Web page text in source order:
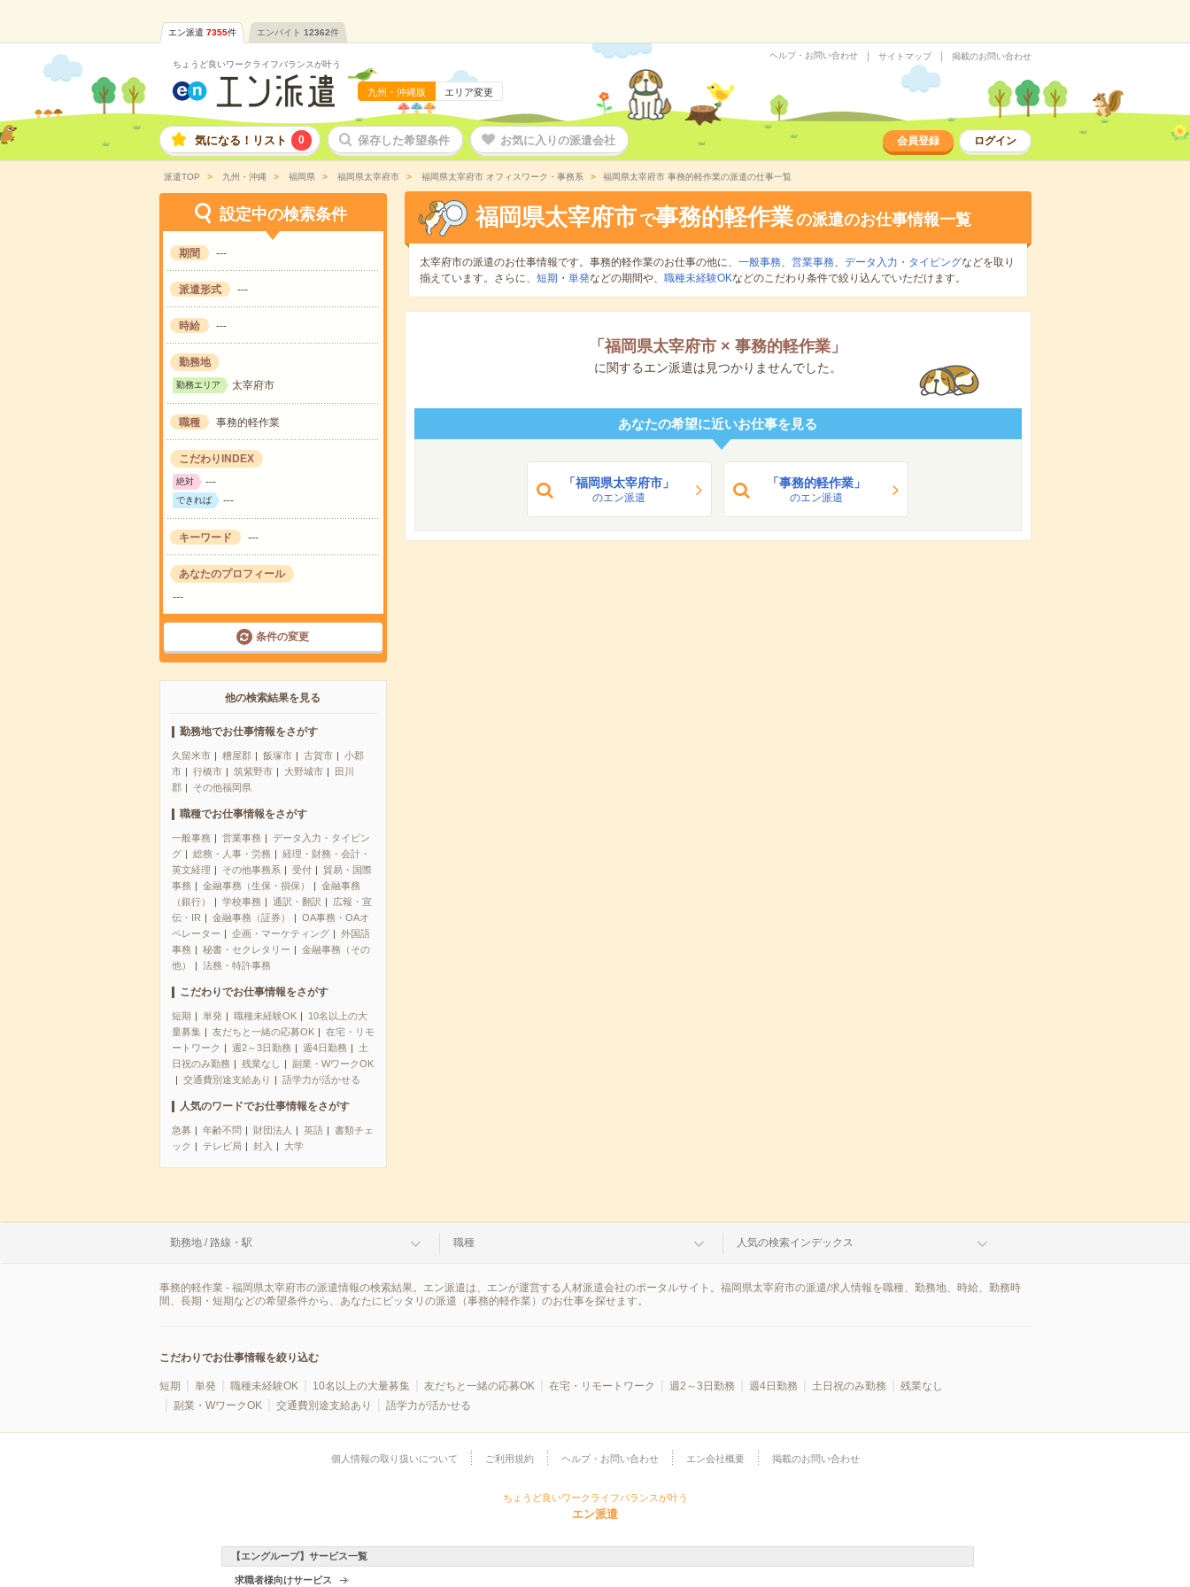
エン派遣 7355件 エンバイト 12362件
ちょうど良いワークライフバランスが叶う
九州・沖縄版 エリア変更
ヘルプ・お問い合わせ サイトマップ 掲載のお問い合わせ
気になる！リスト 0 保存した希望条件 お気に入りの派遣会社 会員登録 ログイン
派遣TOP 九州・沖縄 福岡県 福岡県太宰府市 福岡県太宰府市 オフィスワーク・事務系 福岡県太宰府市 事務的軽作業の派遣の仕事一覧
設定中の検索条件
期間 ---
派遣形式 ---
時給 ---
勤務地
勤務エリア 太宰府市
職種 事務的軽作業
こだわりINDEX
絶対 ---
できれば ---
キーワード ---
あなたのプロフィール
---
条件の変更
他の検索結果を見る
勤務地でお仕事情報をさがす
久留米市 糟屋郡 飯塚市 古賀市
小郡
市
行橋市 筑紫野市 大野城市
田川
郡
その他福岡県
職種でお仕事情報をさがす
一般事務 営業事務
データ入力・タイピン
グ
総務・人事・労務
経理・財務・会計・
英文経理
その他事務系 受付
貿易・国際
事務
金融事務（生保・損保）
金融事務
（銀行）
学校事務 通訳・翻訳
広報・宣
伝・IR
金融事務（証券）
OA事務・OAオ
ペレーター
企画・マーケティング
外国語
事務
秘書・セクレタリー
金融事務（その
他）
法務・特許事務
こだわりでお仕事情報をさがす
短期 単発 職種未経験OK
10名以上の大
量募集
友だちと一緒の応募OK
在宅・リモ
ートワーク
週2～3日勤務 週4日勤務
土
日祝のみ勤務
残業なし
副業・WワークOK
交通費別途支給あり
語学力が活かせる
人気のワードでお仕事情報をさがす
急募 年齢不問 財団法人 英語
書類チェ
ック
テレビ局 封入 大学
福岡県太宰府市 で事務的軽作業の派遣のお仕事情報一覧
太宰府市の派遣のお仕事情報です。事務的軽作業のお仕事の他に、 一般事務、 営業事務、 データ入力・タイピングなどを取り
揃えています。さらに、 短期 ・ 単発などの期間や、 職種未経験OKなどのこだわり条件で絞り込んでいただけます。
「 福岡県太宰府市 × 事務的軽作業 」
に関するエン派遣は見つかりませんでした。
あなたの希望に近いお仕事を見る
「福岡県太宰府市」
のエン派遣
「事務的軽作業」
のエン派遣
勤務地 / 路線・駅 職種 人気の検索インデックス
事務的軽作業 - 福岡県太宰府市の派遣情報の検索結果。エン派遣は、エンが運営する人材派遣会社のポータルサイト。福岡県太宰府市の派遣/求人情報を職種、勤務地、時給、勤務時
間、長期・短期などの希望条件から、あなたにピッタリの派遣（事務的軽作業）のお仕事を探せます。
こだわりでお仕事情報を絞り込む
短期 単発 職種未経験OK 10名以上の大量募集 友だちと一緒の応募OK 在宅・リモートワーク 週2～3日勤務 週4日勤務 土日祝のみ勤務
残業なし
副業・WワークOK
交通費別途支給あり 語学力が活かせる
個人情報の取り扱いについて ご利用規約 ヘルプ・お問い合わせ エン会社概要 掲載のお問い合わせ
ちょうど良いワークライフバランスが叶う
エン派遣
【エングループ】サービス一覧
求職者様向けサービス